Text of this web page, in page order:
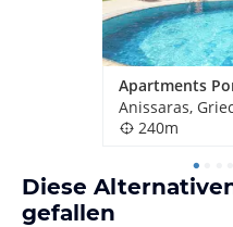
Anissaras,
240m
Diese
gefallen